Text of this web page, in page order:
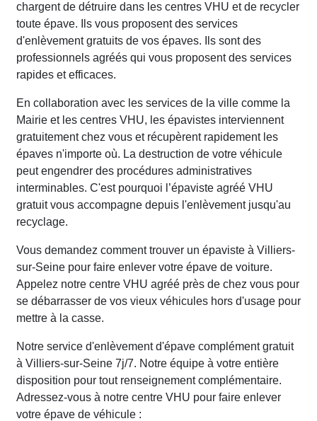
chargent de détruire dans les centres VHU et de recycler
toute épave. Ils vous proposent des services
d'enlèvement gratuits de vos épaves. Ils sont des
professionnels agréés qui vous proposent des services
rapides et efficaces.
En collaboration avec les services de la ville comme la
Mairie et les centres VHU, les épavistes interviennent
gratuitement chez vous et récupèrent rapidement les
épaves n'importe où. La destruction de votre véhicule
peut engendrer des procédures administratives
interminables. C'est pourquoi l’épaviste agréé VHU
gratuit vous accompagne depuis l'enlèvement jusqu'au
recyclage.
Vous demandez comment trouver un épaviste à Villiers-
sur-Seine pour faire enlever votre épave de voiture.
Appelez notre centre VHU agréé près de chez vous pour
se débarrasser de vos vieux véhicules hors d'usage pour
mettre à la casse.
Notre service d'enlèvement d'épave complément gratuit
à Villiers-sur-Seine 7j/7. Notre équipe à votre entière
disposition pour tout renseignement complémentaire.
Adressez-vous à notre centre VHU pour faire enlever
votre épave de véhicule :